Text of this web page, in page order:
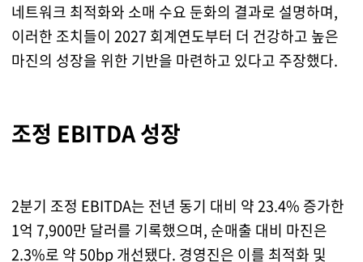
네트워크 최적화와 소매 수요 둔화의 결과로 설명하며,
이러한 조치들이 2027 회계연도부터 더 건강하고 높은
마진의 성장을 위한 기반을 마련하고 있다고 주장했다.
조정 EBITDA 성장
2분기 조정 EBITDA는 전년 동기 대비 약 23.4% 증가한
1억 7,900만 달러를 기록했으며, 순매출 대비 마진은
2.3%로 약 50bp 개선됐다. 경영진은 이를 최적화 및